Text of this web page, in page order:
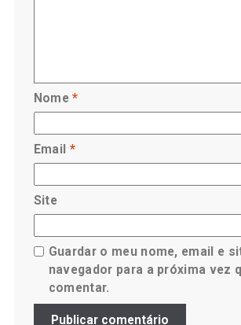
Nome*
Email *
Site
Guardar o meu nome, email e
navegador para a próxima vez
comentar.